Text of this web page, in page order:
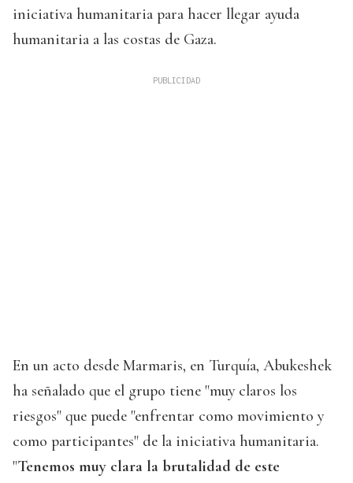
iniciativa humanitaria para hacer llegar ayuda
humanitaria a las costas de Gaza.
En un acto desde Marmaris, en Turquía, Abukeshek
ha señalado que el grupo tiene "muy claros los
riesgos" que puede "enfrentar como movimiento y
como participantes" de la iniciativa humanitaria.
"Tenemos muy clara la brutalidad de este